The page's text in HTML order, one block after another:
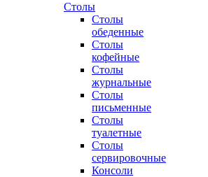
Столы
Столы
обеденные
Столы
кофейные
Столы
журнальные
Столы
письменные
Столы
туалетные
Столы
сервировочные
Консоли